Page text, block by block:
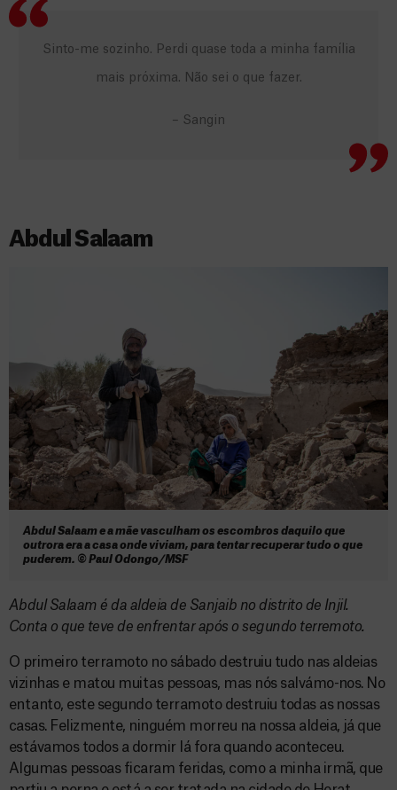
Sinto-me sozinho. Perdi quase toda a minha família
mais próxima. Não sei o que fazer.
– Sangin
Abdul Salaam
Abdul Salaam e a mãe vasculham os escombros daquilo que
outrora era a casa onde viviam, para tentar recuperar tudo o que
puderem. © Paul Odongo/MSF
Abdul Salaam é da aldeia de Sanjaib no distrito de Injil.
Conta o que teve de enfrentar após o segundo terremoto.
O primeiro terramoto no sábado destruiu tudo nas aldeias
vizinhas e matou muitas pessoas, mas nós salvámo-nos. No
entanto, este segundo terramoto destruiu todas as nossas
casas. Felizmente, ninguém morreu na nossa aldeia, já que
estávamos todos a dormir lá fora quando aconteceu.
Algumas pessoas ficaram feridas, como a minha irmã, que